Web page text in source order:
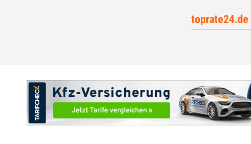
toprate24.de